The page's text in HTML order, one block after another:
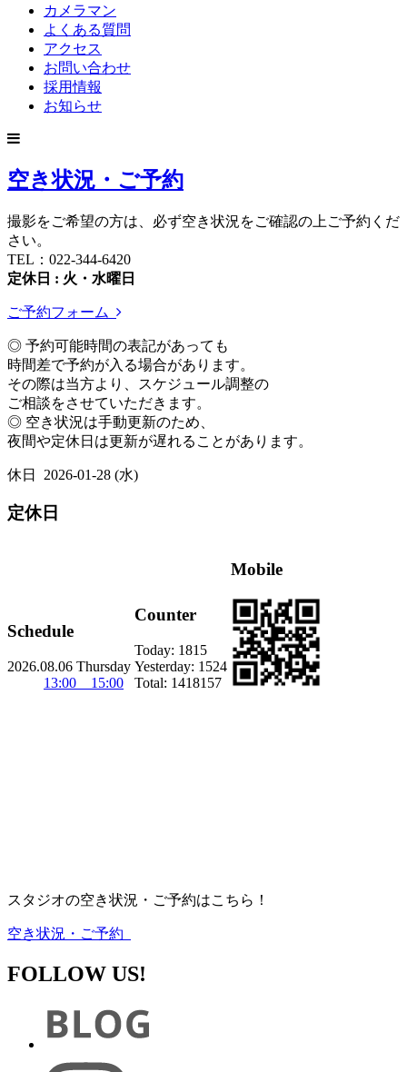
カメラマン
よくある質問
アクセス
お問い合わせ
採用情報
お知らせ
空き状況・ご予約
撮影をご希望の方は、必ず空き状況をご確認の上ご予約くだ
さい。
TEL：022-344-6420
定休日 : 火・水曜日
ご予約フォーム
◎ 予約可能時間の表記があっても
時間差で予約が入る場合があります。
その際は当方より、スケジュール調整の
ご相談をさせていただきます。
◎ 空き状況は手動更新のため、
夜間や定休日は更新が遅れることがあります。
休日 2026-01-28 (水)
定休日
Schedule
2026.08.06 Thursday
13:00 15:00
Counter
Today: 1815
Yesterday: 1524
Total: 1418157
Mobile
スタジオの空き状況・ご予約はこちら！
空き状況・ご予約
FOLLOW US!